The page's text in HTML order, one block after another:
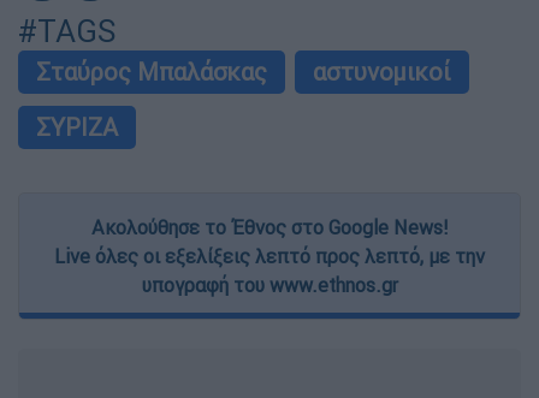
#TAGS
Σταύρος Μπαλάσκας
αστυνομικοί
ΣΥΡΙΖΑ
Ακολούθησε το Έθνος στο Google News!
Live όλες οι εξελίξεις λεπτό προς λεπτό, με την
υπογραφή του www.ethnos.gr